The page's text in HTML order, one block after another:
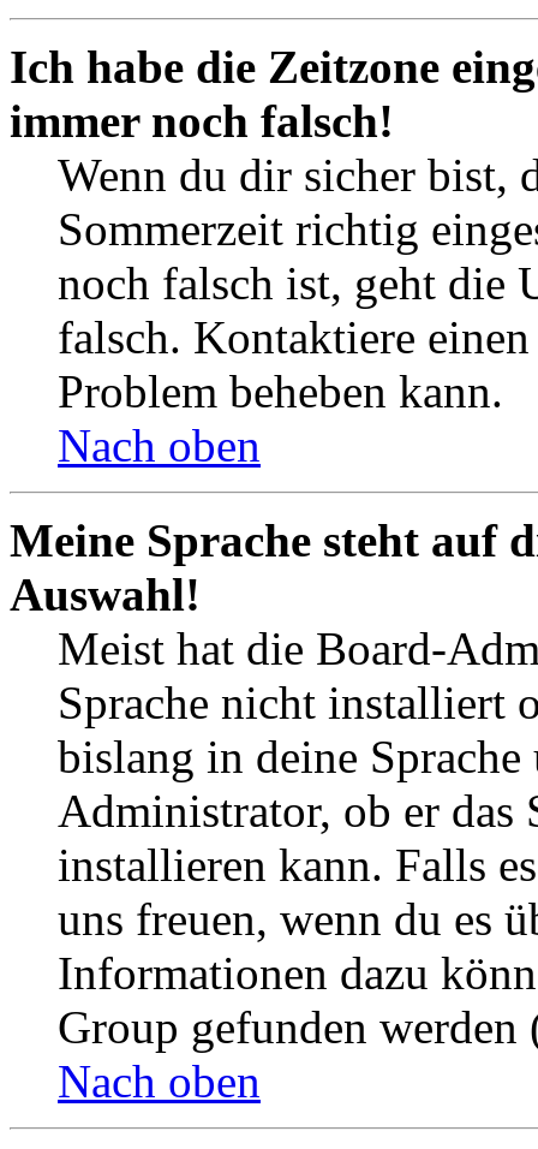
Ich habe die Zeitzone
immer noch falsch!
Wenn du dir sicher bist,
Sommerzeit richtig
noch falsch ist, geht die
falsch. Kontaktiere
Problem beheben kann.
Nach oben
Meine Sprache steht auf
Auswahl!
Meist hat die Board-
Sprache nicht installiert
bislang in deine
Administrator, ob er das
installieren kann. Falls
uns freuen, wenn du es
Informationen dazu
Group gefunden
Nach oben